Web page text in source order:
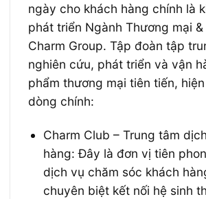
ngày cho khách hàng chính là
phát triển Ngành Thương mại
Charm Group. Tập đoàn tập
nghiên cứu, phát triển và vận
phẩm thương mại tiên tiến,
dòng chính:
Charm Club – Trung tâm
hàng: Đây là đơn vị tiên
dịch vụ chăm sóc khách
chuyên biệt kết nối hệ sinh